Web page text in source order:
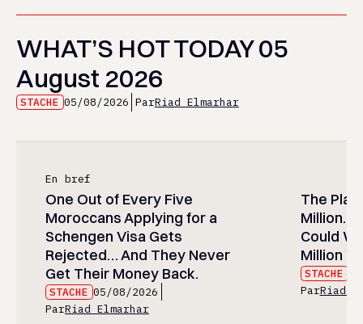
WHAT’S HOT TODAY 05
August 2026
STACHE 05/08/2026 ParRiad Elmarhar
En bref
One Out of Every Five
Moroccans Applying for a
Schengen Visa Gets
Rejected… And They Never
Get Their Money Back.
STACHE 05/08/2026
ParRiad Elmarhar
The
Million…
Could
Million
STACHE
ParRiad